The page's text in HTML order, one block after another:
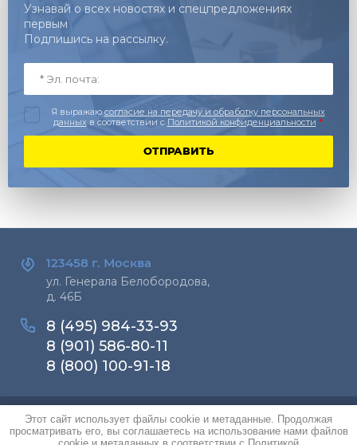
Узнавай о всех новостях и спецпредложениях
первым
Подпишись на рассылку.
Я выражаю согласие на передачу и обработку персональных
данныхв соответствии с Политикой конфиденциальности *
ОТПРАВИТЬ
123458 г. Москва
ул. Генерала Белобородова,
д. 46Б
8 (495) 984-33-93
8 (901) 586-80-11
8 (800) 100-91-18
Copyright © 2016-2026 РусВент
Политика конфиденциальности
Этот сайт использует файлы cookie и метаданные. Продолжая
просматривать его, вы соглашаетесь на использование нами файлов